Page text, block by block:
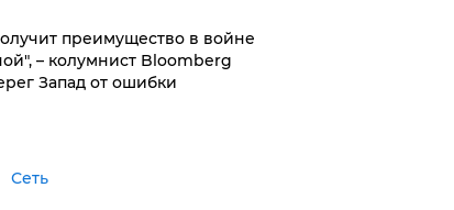
преимущество в войне
– колумнист Bloomberg
Запад от ошибки
Сеть